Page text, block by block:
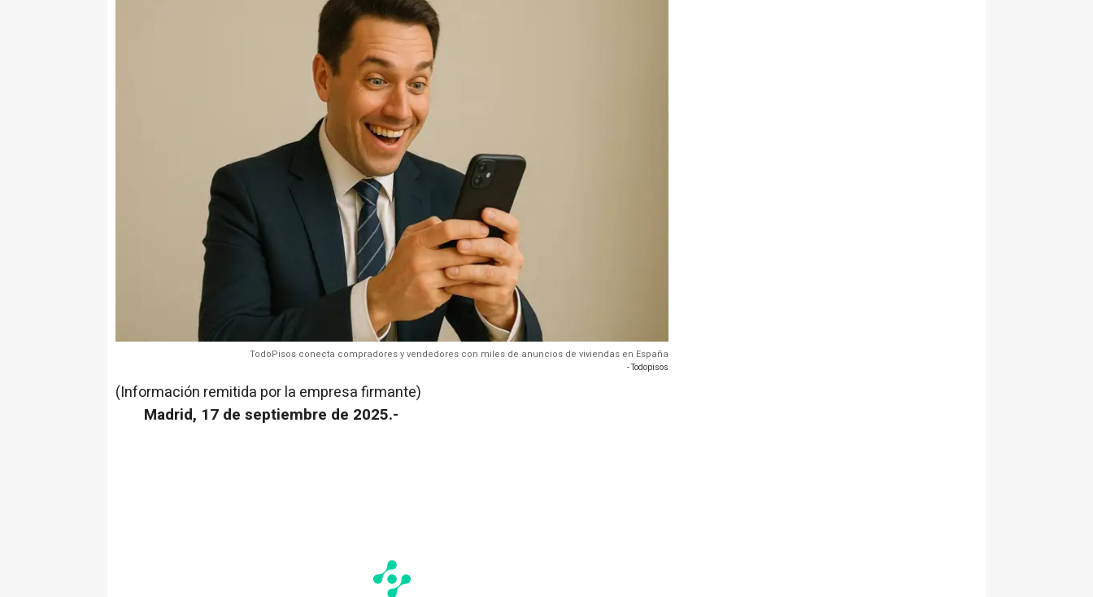
TodoPisos conecta compradores y vendedores con miles de anuncios de viviendas en España
- Todopisos
(Información remitida por la empresa firmante)
Madrid, 17 de septiembre de 2025.-